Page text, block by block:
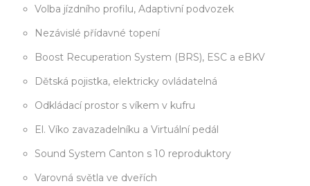
Volba jízdního profilu, Adaptivní podvozek
Nezávislé přídavné topení
Boost Recuperation System (BRS), ESC a eBKV
Dětská pojistka, elektricky ovládatelná
Odkládací prostor s víkem v kufru
El. Víko zavazadelníku a Virtuální pedál
Sound System Canton s 10 reproduktory
Varovná světla ve dveřích